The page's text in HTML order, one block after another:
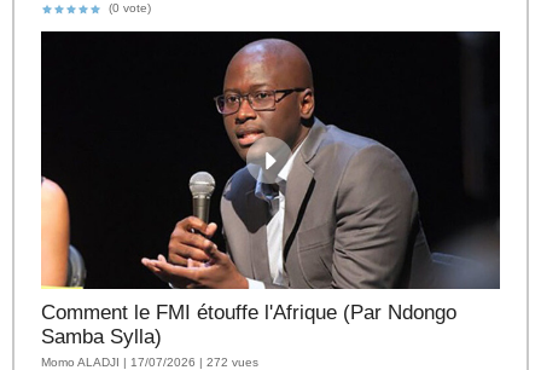
(0 vote)
Comment le FMI étouffe l'Afrique (Par Ndongo
Samba Sylla)
Momo ALADJI | 17/07/2026 | 272 vues